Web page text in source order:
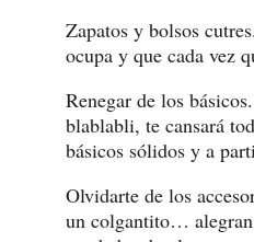
Zapatos y bolsos
ocupa y que cada vez
Renegar de los
blablabli, te cansará
básicos sólidos y a
Olvidarte de los
un colgantito… alegran